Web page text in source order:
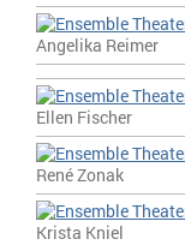
Angelika Reimer
Ellen Fischer
René Zonak
Krista Kniel